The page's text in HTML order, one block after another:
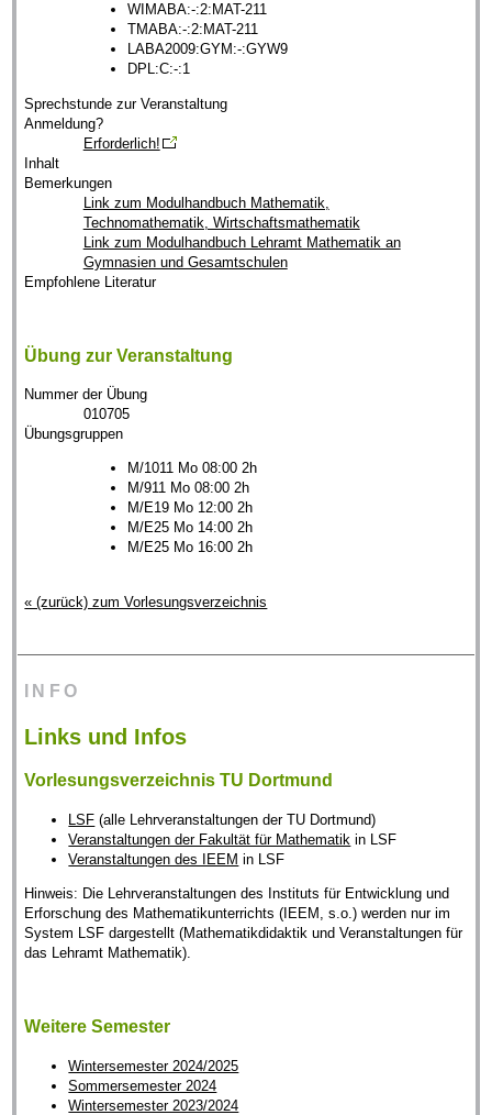
WIMABA:-:2:MAT-211
TMABA:-:2:MAT-211
LABA2009:GYM:-:GYW9
DPL:C:-:1
Sprechstunde zur Veranstaltung
Anmeldung?
Erforderlich!
Inhalt
Bemerkungen
Link zum Modulhandbuch Mathematik,
Technomathematik, Wirtschaftsmathematik
Link zum Modulhandbuch Lehramt Mathematik an
Gymnasien und Gesamtschulen
Empfohlene Literatur
Übung zur Veranstaltung
Nummer der Übung
010705
Übungsgruppen
M/1011 Mo 08:00 2h
M/911 Mo 08:00 2h
M/E19 Mo 12:00 2h
M/E25 Mo 14:00 2h
M/E25 Mo 16:00 2h
« (zurück) zum Vorlesungsverzeichnis
INFO
Links und Infos
Vorlesungsverzeichnis TU Dortmund
LSF (alle Lehrveranstaltungen der TU Dortmund)
Veranstaltungen der Fakultät für Mathematik in LSF
Veranstaltungen des IEEM in LSF
Hinweis: Die Lehrveranstaltungen des Instituts für Entwicklung und
Erforschung des Mathematikunterrichts (IEEM, s.o.) werden nur im
System LSF dargestellt (Mathematikdidaktik und Veranstaltungen für
das Lehramt Mathematik).
Weitere Semester
Wintersemester 2024/2025
Sommersemester 2024
Wintersemester 2023/2024